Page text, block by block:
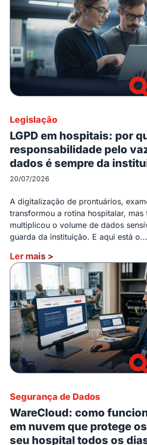
Legislação
LGPD em hospitais: por
responsabilidade pelo
dados é sempre da
20/07/2026
A digitalização de prontuários,
transformou a rotina hospitalar, mas
multiplicou o volume de dados
guarda da instituição. E aqui está o...
Ler mais >
Segurança de Dados
WareCloud: como
em nuvem que protege
seu hospital todos os